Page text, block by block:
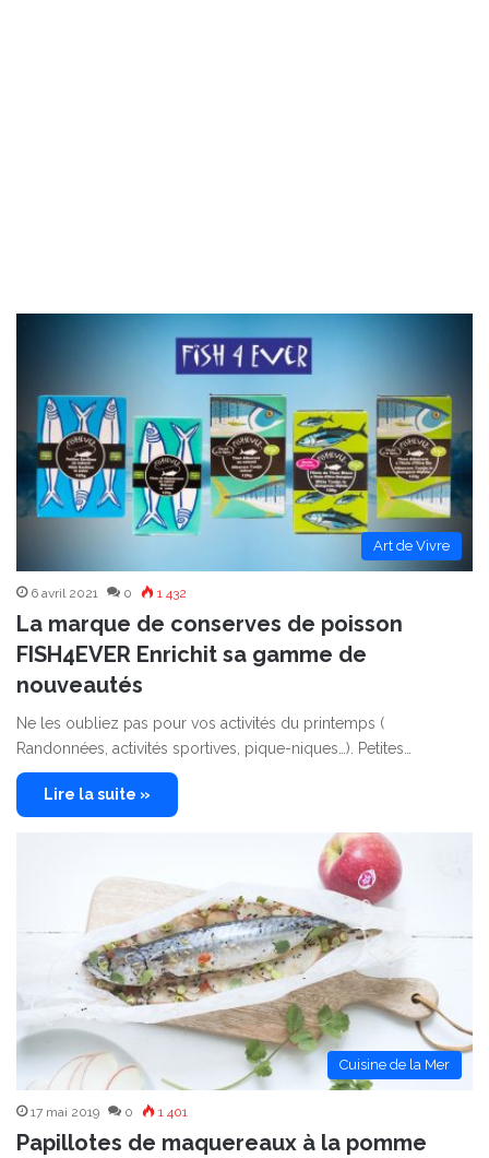
Art de Vivre
6 avril 2021 0 1 432
La marque de conserves de poisson
FISH4EVER Enrichit sa gamme de
nouveautés
Ne les oubliez pas pour vos activités du printemps (
Randonnées, activités sportives, pique-niques…). Petites…
Lire la suite »
Cuisine de la Mer
17 mai 2019 0 1 401
Papillotes de maquereaux à la pomme